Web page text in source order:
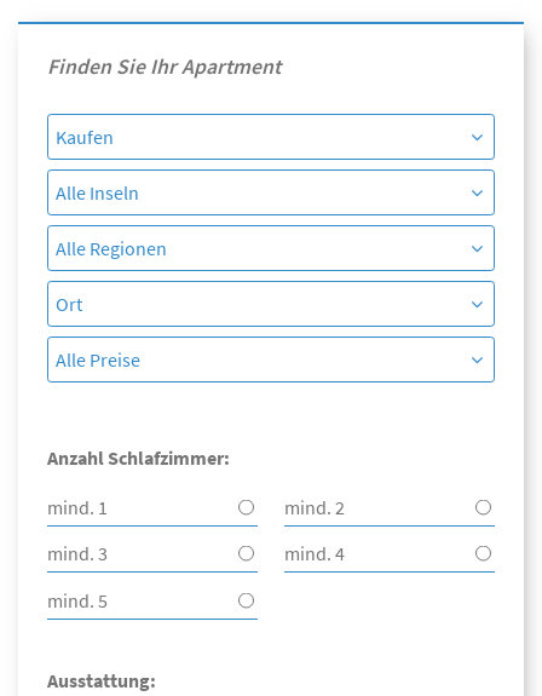
Finden Sie Ihr Apartment
Anzahl Schlafzimmer:
mind. 1
mind. 2
mind. 3
mind. 4
mind. 5
Ausstattung: